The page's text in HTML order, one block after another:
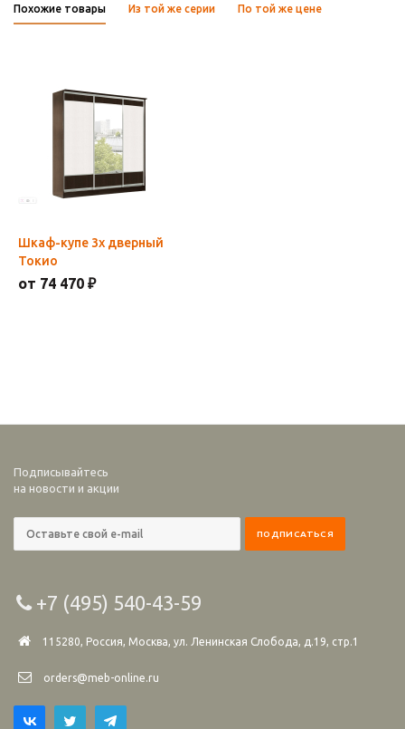
Похожие товары Из той же серии По той же цене
Шкаф-купе 3х дверный
Токио
от 74 470 ₽
Подписывайтесь
на новости и акции
+7 (495) 540-43-59
115280, Россия, Москва, ул. Ленинская Слобода, д.19, стр.1
orders@meb-online.ru